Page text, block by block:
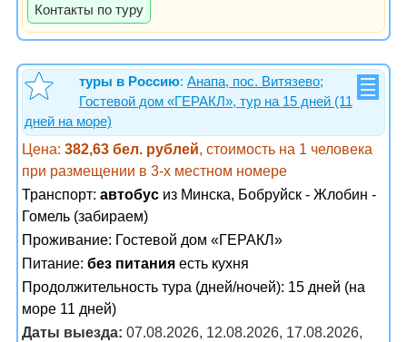
Контакты по туру
туры в Россию: Анапа, пос. Витязево;
Гостевой дом «ГЕРАКЛ», тур на 15 дней (11
дней на море)
Цена: 382,63 бел. рублей, стоимость на 1 человека
при размещении в 3-х местном номере
Транспорт: автобус из Минска, Бобруйск - Жлобин -
Гомель (забираем)
Проживание: Гостевой дом «ГЕРАКЛ»
Питание: без питания есть кухня
Продолжительность тура (дней/ночей): 15 дней (на
море 11 дней)
Даты выезда: 07.08.2026, 12.08.2026, 17.08.2026,